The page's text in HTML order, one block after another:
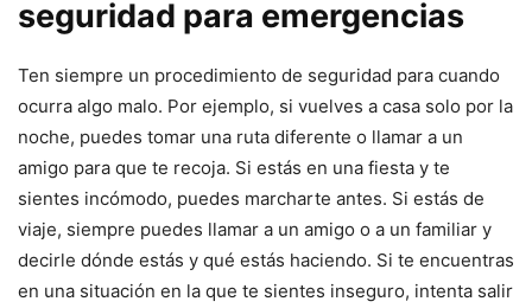
seguridad para emergencias
Ten siempre un procedimiento de seguridad para cuando
ocurra algo malo. Por ejemplo, si vuelves a casa solo por la
noche, puedes tomar una ruta diferente o llamar a un
amigo para que te recoja. Si estás en una fiesta y te
sientes incómodo, puedes marcharte antes. Si estás de
viaje, siempre puedes llamar a un amigo o a un familiar y
decirle dónde estás y qué estás haciendo. Si te encuentras
en una situación en la que te sientes inseguro, intenta salir